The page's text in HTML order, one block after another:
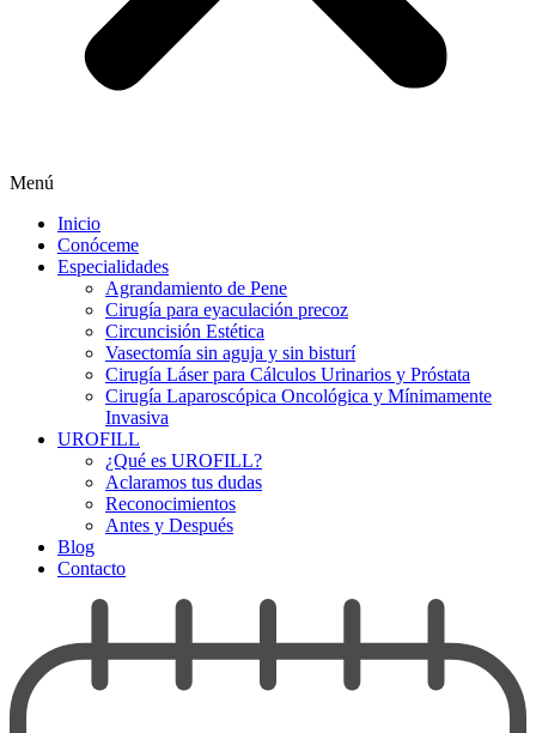
Menú
Inicio
Conóceme
Especialidades
Agrandamiento de Pene
Cirugía para eyaculación precoz
Circuncisión Estética
Vasectomía sin aguja y sin bisturí
Cirugía Láser para Cálculos Urinarios y Próstata
Cirugía Laparoscópica Oncológica y Mínimamente
Invasiva
UROFILL
¿Qué es UROFILL?
Aclaramos tus dudas
Reconocimientos
Antes y Después
Blog
Contacto